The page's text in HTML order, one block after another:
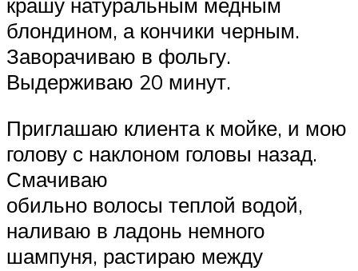
блондином, а кончики черным.
Заворачиваю в фольгу.
Выдерживаю 20 минут.
Приглашаю клиента к мойке, и мою
голову с наклоном головы назад.
Смачиваю
обильно волосы теплой водой,
наливаю в ладонь немного
шампуня, растираю между